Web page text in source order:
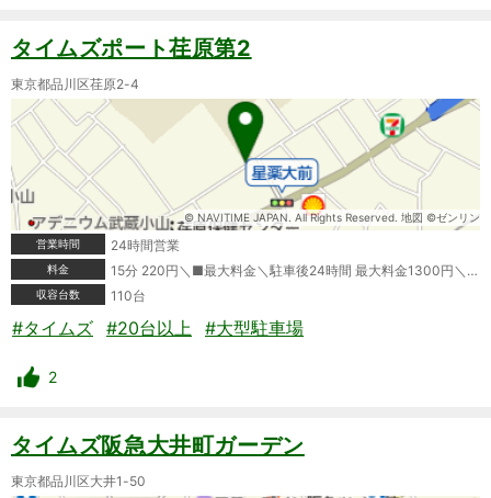
タイムズポート荏原第2
東京都品川区荏原2-4
© NAVITIME JAPAN. All Rights Reserved. 地図 ©ゼンリン
営業時間
24時間営業
料金 15分 220円＼■最大料金＼駐車後24時間 最大料金1300円＼領収書発行:可＼ポイントカード利用可＼クレジットカード利用可＼タイムズビジネスカード利用可＼＼※情報が変更されている場合もありますので、ご利用の際は必ず現地の表記をご確認ください。
収容台数 110台
#タイムズ #20台以上 #大型駐車場
2
タイムズ阪急大井町ガーデン
東京都品川区大井1-50